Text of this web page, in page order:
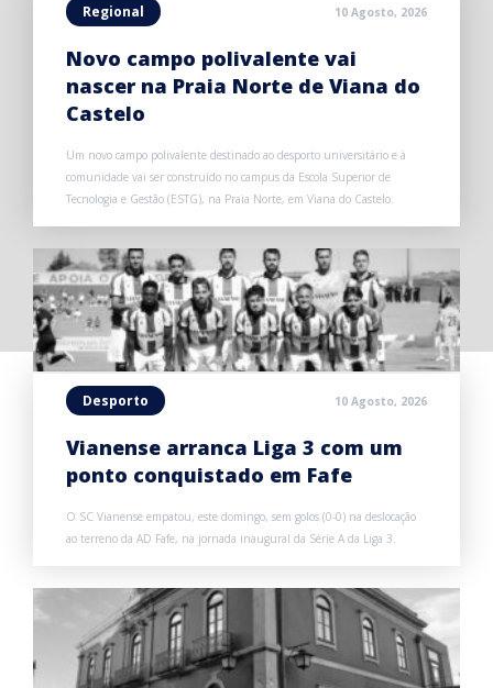
Regional 10 Agosto, 2026
Novo campo polivalente vai
nascer na Praia Norte de Viana do
Castelo
Um novo campo polivalente destinado ao desporto universitário e à
comunidade vai ser construído no campus da Escola Superior de
Tecnologia e Gestão (ESTG), na Praia Norte, em Viana do Castelo.
Desporto 10 Agosto, 2026
Vianense arranca Liga 3 com um
ponto conquistado em Fafe
O SC Vianense empatou, este domingo, sem golos (0-0) na deslocação
ao terreno da AD Fafe, na jornada inaugural da Série A da Liga 3.